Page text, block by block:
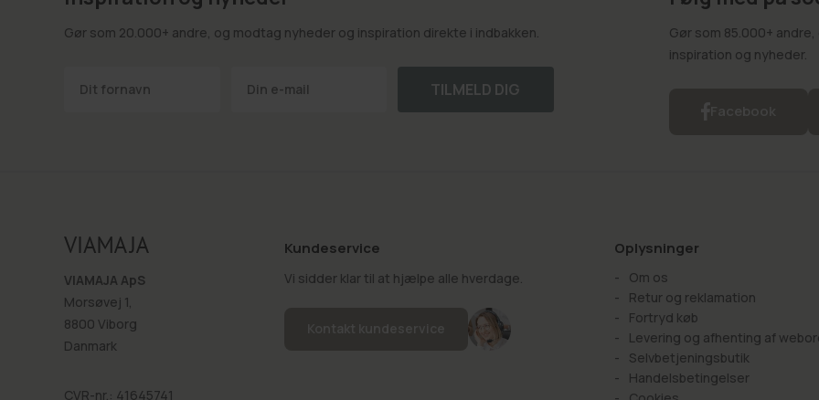
Gør som 20.000+ andre, og modtag nyheder og inspiration direkte i indbakken.
TILMELD DIG
Gør som 85.000+
inspiration og nyheder.
VIAMAJA ApS
Morsøvej 1,
8800 Viborg
Danmark
CVR-nr.: 41645741
Kundeservice
Vi sidder klar til at hjælpe alle hverdage.
Oplysninger
Om os
Retur og reklamation
Fortryd køb
Levering og afhenting af
Selvbetjeningsbutik
Handelsbetingelser